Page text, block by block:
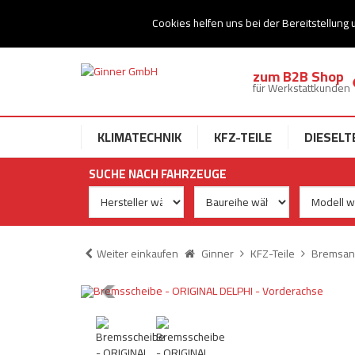
Cookies helfen uns bei der Bereitstellung
Ihr Speziallist für Dieseltechnik
zum B2B Shop
für Werkstattkunden
KLIMATECHNIK KFZ-TEILE
SUCHE NACH FAHRZEUGE
Weiter einkaufen Ginner KFZ-Teile